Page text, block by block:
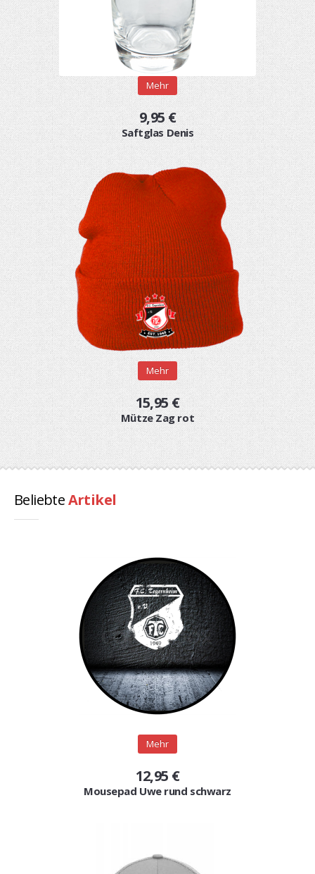
Mehr
9,95 €
Saftglas Denis
Mehr
15,95 €
Mütze Zag rot
BeliebteArtikel
Mehr
12,95 €
Mousepad Uwe rund schwarz